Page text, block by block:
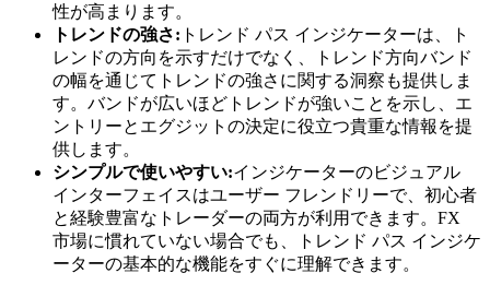
性が高まります。
トレンドの強さ: トレンド パス インジケーターは、ト
レンドの方向を示すだけでなく、トレンド方向バンド
の幅を通じてトレンドの強さに関する洞察も提供しま
す。バンドが広いほどトレンドが強いことを示し、エ
ントリーとエグジットの決定に役立つ貴重な情報を提
供します。
シンプルで使いやすい:インジケーターのビジュアル
インターフェイスはユーザー フレンドリーで、初心者
と経験豊富なトレーダーの両方が利用できます。FX
市場に慣れていない場合でも、トレンド パス インジケ
ーターの基本的な機能をすぐに理解できます。